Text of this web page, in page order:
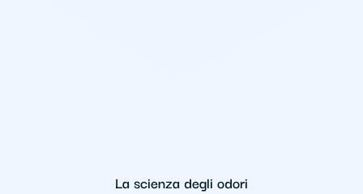
La scienza degli odori